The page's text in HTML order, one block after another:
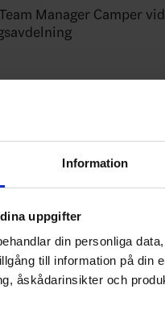
Information
uppgifter
din personliga
till information på din
åskådarinsikter och
Manager Camper